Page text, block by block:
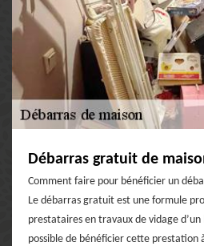
Débarras gratuit de
Comment faire pour bénéficier un
Le débarras gratuit est une formule
prestataires en travaux de vidage
possible de bénéficier cette prestation